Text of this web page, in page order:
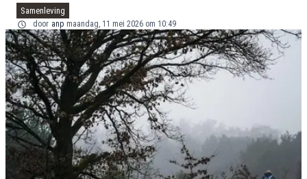
Samenleving
door anp maandag, 11 mei 2026 om 10:49